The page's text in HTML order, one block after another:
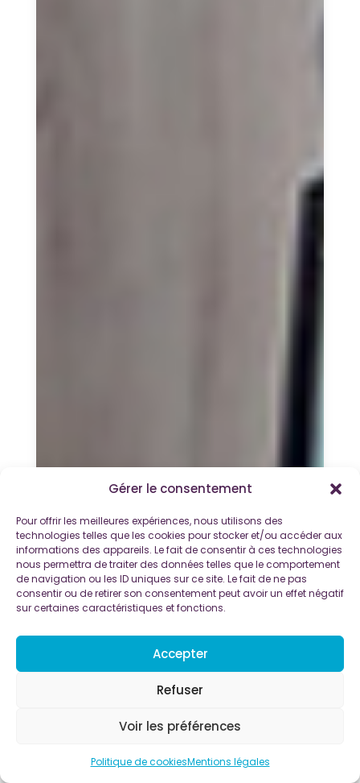
Gérer le consentement
Pour offrir les meilleures expériences, nous utilisons des
technologies telles que les cookies pour stocker et/ou accéder aux
informations des appareils. Le fait de consentir à ces technologies
nous permettra de traiter des données telles que le comportement
de navigation ou les ID uniques sur ce site. Le fait de ne pas
consentir ou de retirer son consentement peut avoir un effet négatif
sur certaines caractéristiques et fonctions.
Accepter
Refuser
Voir les préférences
Politique de cookiesMentions légales